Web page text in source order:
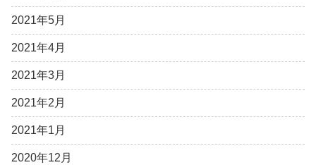
2021年5月
2021年4月
2021年3月
2021年2月
2021年1月
2020年12月